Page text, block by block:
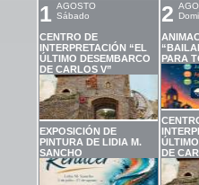
1 AGOSTO
Sábado
CENTRO DE
INTERPRETACIÓN “EL
ÚLTIMO DESEMBARCO
DE CARLOS V”
EXPOSICIÓN DE
PINTURA DE LIDIA M.
SANCHO
2
PARA
DE